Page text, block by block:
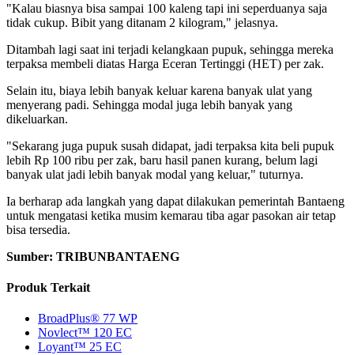
"Kalau biasnya bisa sampai 100 kaleng tapi ini seperduanya saja
tidak cukup. Bibit yang ditanam 2 kilogram," jelasnya.
Ditambah lagi saat ini terjadi kelangkaan pupuk, sehingga mereka
terpaksa membeli diatas Harga Eceran Tertinggi (HET) per zak.
Selain itu, biaya lebih banyak keluar karena banyak ulat yang
menyerang padi. Sehingga modal juga lebih banyak yang
dikeluarkan.
"Sekarang juga pupuk susah didapat, jadi terpaksa kita beli pupuk
lebih Rp 100 ribu per zak, baru hasil panen kurang, belum lagi
banyak ulat jadi lebih banyak modal yang keluar," tuturnya.
Ia berharap ada langkah yang dapat dilakukan pemerintah Bantaeng
untuk mengatasi ketika musim kemarau tiba agar pasokan air tetap
bisa tersedia.
Sumber: TRIBUNBANTAENG
Produk Terkait
BroadPlus® 77 WP
Novlect™ 120 EC
Loyant™ 25 EC